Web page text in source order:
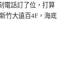
電話訂了位，打算
竹大遠百4F，海底